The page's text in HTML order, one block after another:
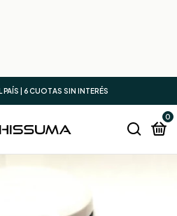
| 6 CUOTAS SIN INTERÉS
0